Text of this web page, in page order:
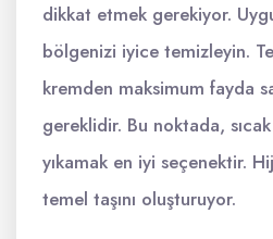
dikkat etmek gerekiyor.
bölgenizi iyice temizleyin.
kremden maksimum fayda
gereklidir. Bu noktada,
yıkamak en iyi seçenektir.
temel taşını oluşturuyor.